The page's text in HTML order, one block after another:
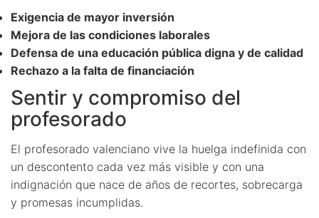
Exigencia de mayor inversión
Mejora de las condiciones laborales
Defensa de una educación pública digna y de calidad
Rechazo a la falta de financiación
Sentir y compromiso del
profesorado
El profesorado valenciano vive la huelga indefinida con
un descontento cada vez más visible y con una
indignación que nace de años de recortes, sobrecarga
y promesas incumplidas.